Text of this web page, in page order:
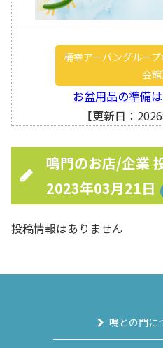
桶幸アーバングルー
会館
お盆用品の準備
【更新日：
鳴門のお店/企業
2023年03月21日
投稿情報はありません
鳴との門に